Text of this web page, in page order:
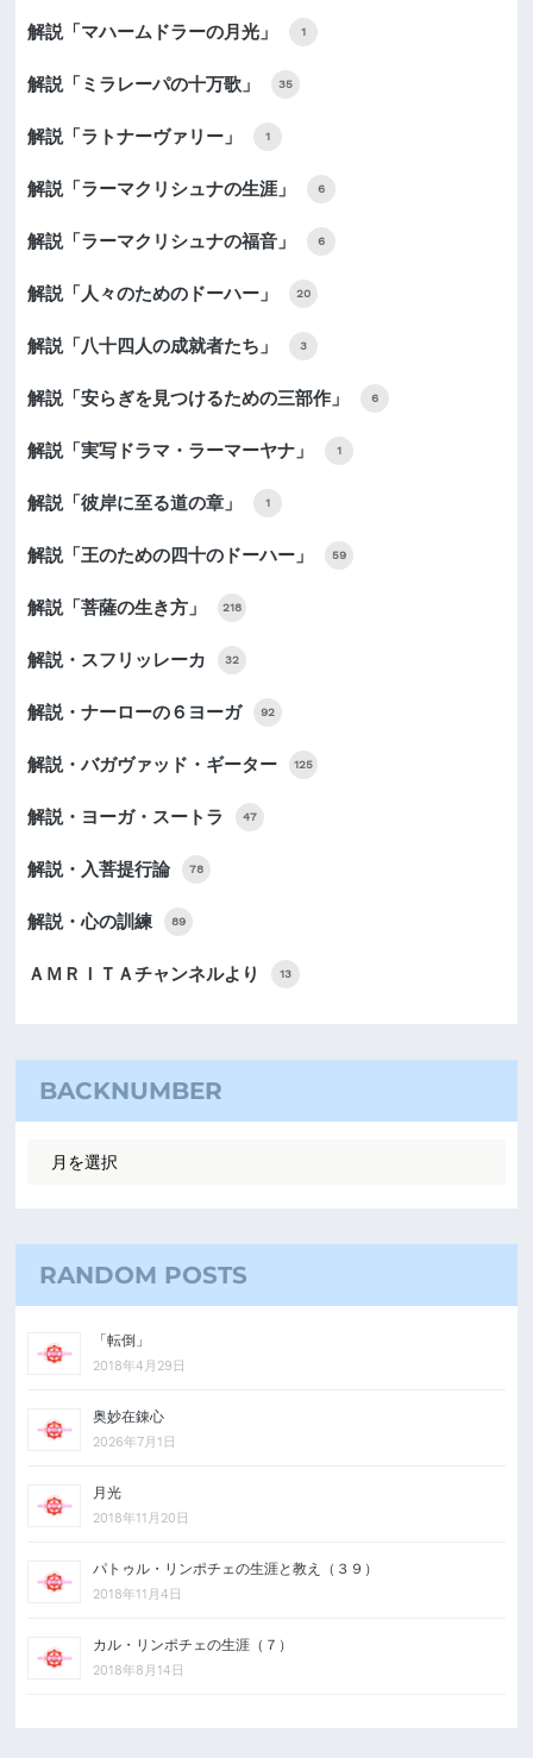
解説「マハームドラーの月光」 1
解説「ミラレーパの十万歌」 35
解説「ラトナーヴァリー」 1
解説「ラーマクリシュナの生涯」 6
解説「ラーマクリシュナの福音」 6
解説「人々のためのドーハー」 20
解説「八十四人の成就者たち」 3
解説「安らぎを見つけるための三部作」 6
解説「実写ドラマ・ラーマーヤナ」 1
解説「彼岸に至る道の章」 1
解説「王のための四十のドーハー」 59
解説「菩薩の生き方」 218
解説・スフリッレーカ 32
解説・ナーローの６ヨーガ 92
解説・バガヴァッド・ギーター 125
解説・ヨーガ・スートラ 47
解説・入菩提行論 78
解説・心の訓練 89
ＡＭＲＩＴＡチャンネルより 13
BACKNUMBER
RANDOM POSTS
「転倒」
2018年4月29日
奥妙在錬心
2026年7月1日
月光
2018年11月20日
パトゥル・リンポチェの生涯と教え（３９）
2018年11月4日
カル・リンポチェの生涯（７）
2018年8月14日